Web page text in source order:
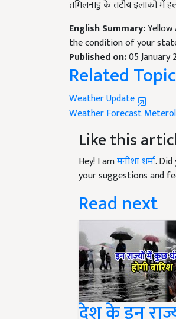
English Summary:
the condition of your
Published on:05 January
Related
Weather Update
Weather Forecast
Like this
Hey! I amमनीशा शर्मा .
your suggestions and
Read next
देश के इन